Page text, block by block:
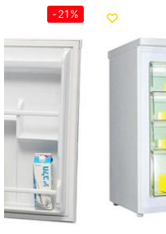
-21%